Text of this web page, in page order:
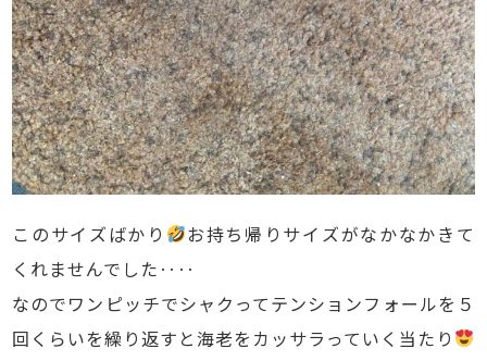
このサイズばかり
お持ち帰りサイズがなかなかきて
くれませんでした‥‥
なのでワンピッチでシャクってテンションフォールを５
回くらいを繰り返すと海老をカッサラっていく当たり